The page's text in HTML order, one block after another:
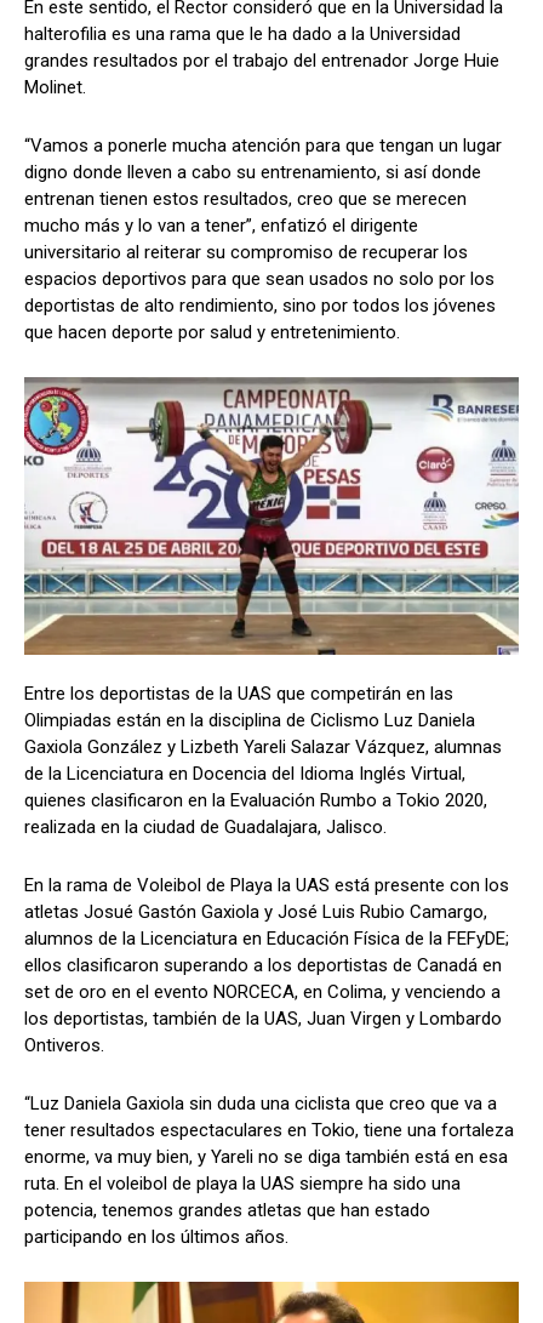
En este sentido, el Rector consideró que en la Universidad la
halterofilia es una rama que le ha dado a la Universidad
grandes resultados por el trabajo del entrenador Jorge Huie
Molinet.
“Vamos a ponerle mucha atención para que tengan un lugar
digno donde lleven a cabo su entrenamiento, si así donde
entrenan tienen estos resultados, creo que se merecen
mucho más y lo van a tener”, enfatizó el dirigente
universitario al reiterar su compromiso de recuperar los
espacios deportivos para que sean usados no solo por los
deportistas de alto rendimiento, sino por todos los jóvenes
que hacen deporte por salud y entretenimiento.
Entre los deportistas de la UAS que competirán en las
Olimpiadas están en la disciplina de Ciclismo Luz Daniela
Gaxiola González y Lizbeth Yareli Salazar Vázquez, alumnas
de la Licenciatura en Docencia del Idioma Inglés Virtual,
quienes clasificaron en la Evaluación Rumbo a Tokio 2020,
realizada en la ciudad de Guadalajara, Jalisco.
En la rama de Voleibol de Playa la UAS está presente con los
atletas Josué Gastón Gaxiola y José Luis Rubio Camargo,
alumnos de la Licenciatura en Educación Física de la FEFyDE;
ellos clasificaron superando a los deportistas de Canadá en
set de oro en el evento NORCECA, en Colima, y venciendo a
los deportistas, también de la UAS, Juan Virgen y Lombardo
Ontiveros.
“Luz Daniela Gaxiola sin duda una ciclista que creo que va a
tener resultados espectaculares en Tokio, tiene una fortaleza
enorme, va muy bien, y Yareli no se diga también está en esa
ruta. En el voleibol de playa la UAS siempre ha sido una
potencia, tenemos grandes atletas que han estado
participando en los últimos años.